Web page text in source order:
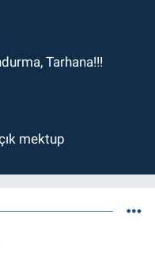
Tarhana!!!
mektup